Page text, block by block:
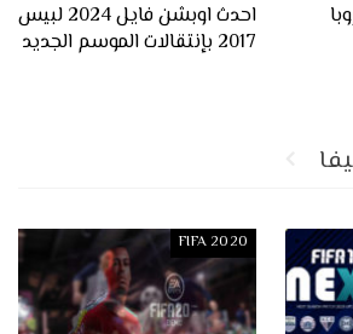
احدث اوبشن فايل 2024 لبيس
2017 بإنتقالات الموسم الجديد
FIFA 2020